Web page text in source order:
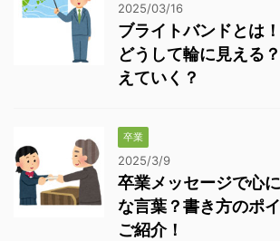
2025/03/16
ブライトバンドとは
どうして輪に見える
えていく？
卒業
2025/3/9
卒業メッセージで心
な言葉？書き方のポ
ご紹介！